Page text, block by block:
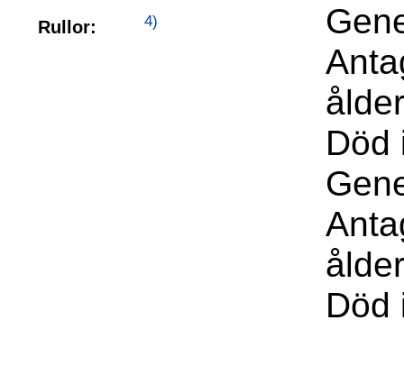
Rullor: 4)
Död
Död